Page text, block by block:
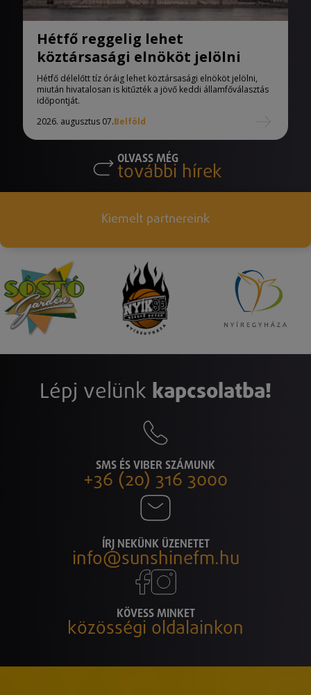
Hétfő reggelig lehet
köztársasági elnököt jelölni
Hétfő délelőtt tíz óráig lehet köztársasági elnököt jelölni,
miután hivatalosan is kitűzték a jövő keddi államfőválasztás
időpontját.
2026. augusztus 07.Belföld
OLVASS MÉG
további hírek
Kiemelt partnereink
Lépj velünk kapcsolatba!
SMS ÉS VIBER SZÁMUNK
+36 (20) 316 3000
ÍRJ NEKÜNK ÜZENETET
info@sunshinefm.hu
KÖVESS MINKET
közösségi oldalainkon